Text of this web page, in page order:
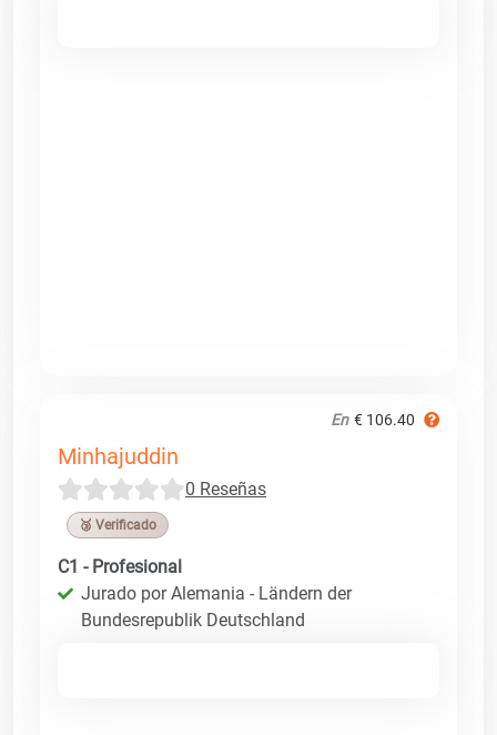
En € 106.40
Minhajuddin
0 Reseñas
🥉 Verificado
C1 - Profesional
Jurado por Alemania - Ländern der
Bundesrepublik Deutschland